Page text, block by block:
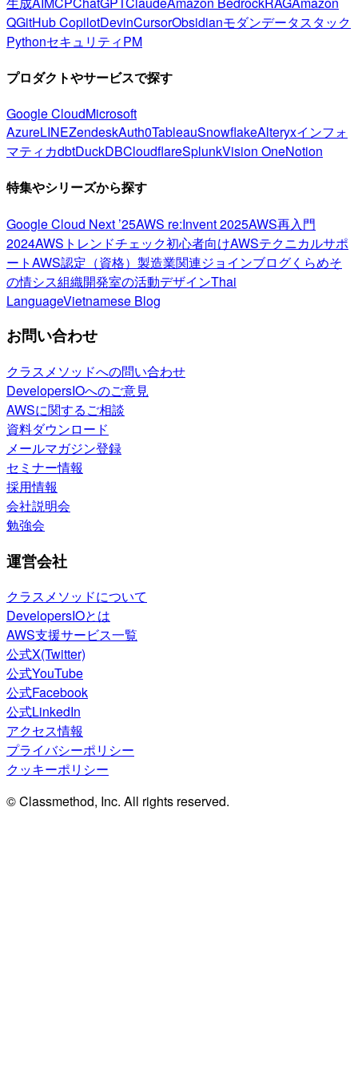
QGitHub CopilotDevinCursorObsidianモダンデータスタック
PythonセキュリティPM
プロダクトやサービスで探す
Google CloudMicrosoft
AzureLINEZendeskAuth0TableauSnowflakeAlteryxインフォ
マティカdbtDuckDBCloudflareSplunkVision OneNotion
特集やシリーズから探す
Google Cloud Next ’25AWS re:Invent 2025AWS再入門
2024AWSトレンドチェック初心者向けAWSテクニカルサポ
ートAWS認定（資格） 製造業関連ジョインブログくらめそ
の情シス組織開発室の活動デザインThai
LanguageVietnamese Blog
お問い合わせ
クラスメソッドへの問い合わせ
DevelopersIOへのご意見
AWSに関するご相談
資料ダウンロード
メールマガジン登録
セミナー情報
採用情報
会社説明会
勉強会
運営会社
クラスメソッドについて
DevelopersIOとは
AWS支援サービス一覧
公式X(Twitter)
公式YouTube
公式Facebook
公式LinkedIn
アクセス情報
プライバシーポリシー
クッキーポリシー
© Classmethod, Inc. All rights reserved.